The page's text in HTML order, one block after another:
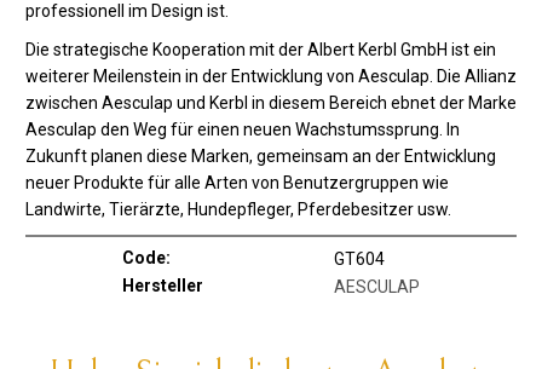
professionell im Design ist.
Die strategische Kooperation mit der Albert Kerbl GmbH ist ein
weiterer Meilenstein in der Entwicklung von Aesculap. Die Allianz
zwischen Aesculap und Kerbl in diesem Bereich ebnet der Marke
Aesculap den Weg für einen neuen Wachstumssprung. In
Zukunft planen diese Marken, gemeinsam an der Entwicklung
neuer Produkte für alle Arten von Benutzergruppen wie
Landwirte, Tierärzte, Hundepfleger, Pferdebesitzer usw.
Code:
GT604
Hersteller
AESCULAP